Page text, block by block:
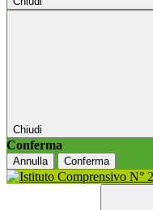
Chiudi
Conferma
Annulla Conferma